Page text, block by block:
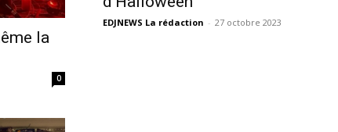
la
0
EDJNEWS La rédaction - 27 octobre 2023